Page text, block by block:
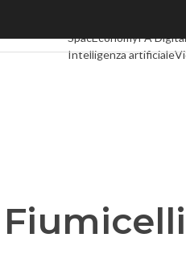
SpacEconomyPA
Intelligenza artificiale